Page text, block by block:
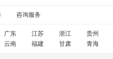
咨询服务
广东 江苏 浙江
贵州
云南 福建 甘肃 青海